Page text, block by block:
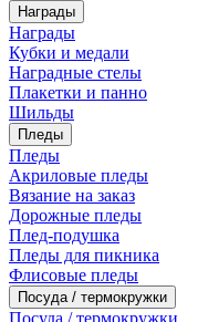
Награды
Награды
Кубки и медали
Наградные стелы
Плакетки и панно
Шильды
Пледы
Пледы
Акриловые пледы
Вязание на заказ
Дорожные пледы
Плед-подушка
Пледы для пикника
Флисовые пледы
Посуда / термокружки
Посуда / термокружки